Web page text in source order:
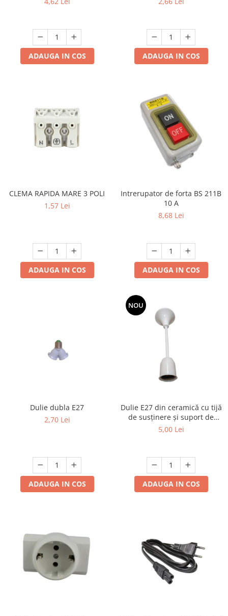
ADAUGA IN COS ADAUGA IN COS
CLEMA RAPIDA MARE 3 POLI
1,57 Lei
ADAUGA IN COS
Intrerupator de forta BS 211B
10 A
8,68 Lei
ADAUGA IN COS
Dulie dubla E27
2,70 Lei
ADAUGA IN COS
NOU
Dulie E27 din ceramică cu tijă
de susținere și suport de
mascare, cablu 2x0,5 mm²,
5,00 Lei
ADAUGA IN COS